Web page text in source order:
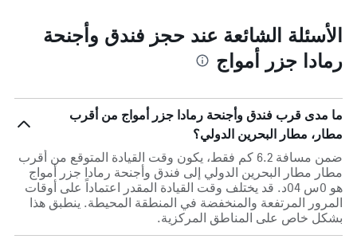
الأسئلة الشائعة عند حجز فندق وأجنحة
رمادا جزر أمواج
ما مدى قرب فندق وأجنحة رمادا جزر أمواج من أقرب
مطار، مطار البحرين الدولي؟
ضمن مسافة 6.2 كم فقط، يكون وقت القيادة المتوقع من أقرب
مطار مطار البحرين الدولي إلى فندق وأجنحة رمادا جزر أمواج
هو 0س 04د. قد يختلف وقت القيادة المقدر اعتماداً على أوقات
المرور المرتفعة والمنخفضة في المنطقة المحيطة. ينطبق هذا
بشكل خاص على المناطق المركزية.